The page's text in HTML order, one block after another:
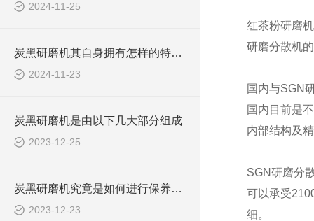
2024-11-25
炭黑研磨机其自身拥有怎样的特点？
2024-11-23
炭黑研磨机是由以下几大部分组成
2023-12-25
炭黑研磨机究竟是如何进行保养的呢？
2023-12-23
红茶粉研磨
研磨分散机
国内与SGN
国内目前是
内部结构及
SGN研磨分
可以承受
细。